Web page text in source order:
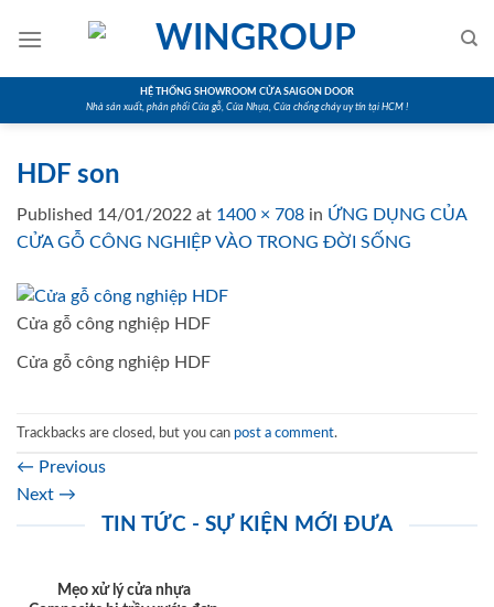
HỆ THỐNG SHOWROOM CỬA SAIGON DOOR
Nhà sản xuất, phân phối Cửa gỗ, Cửa Nhựa, Cửa chống cháy uy tín tại HCM !
HDF son
Published 14/01/2022 at 1400 × 708 in ỨNG DỤNG CỦA
CỬA GỖ CÔNG NGHIỆP VÀO TRONG ĐỜI SỐNG
Cửa gỗ công nghiệp HDF
Cửa gỗ công nghiệp HDF
Trackbacks are closed, but you can post a comment.
← Previous
Next →
TIN TỨC - SỰ KIỆN MỚI ĐƯA
Mẹo xử lý cửa nhựa